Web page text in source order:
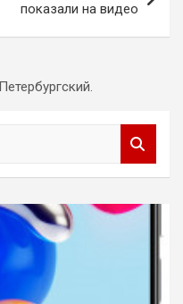
показали на видео
Петербургский.